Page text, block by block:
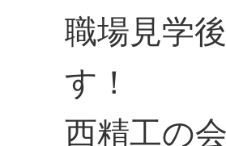
職場見学
す！
西精工の